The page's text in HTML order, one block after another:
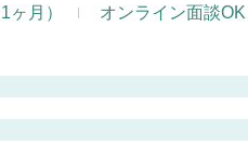
ヶ月） オンライン面談OK